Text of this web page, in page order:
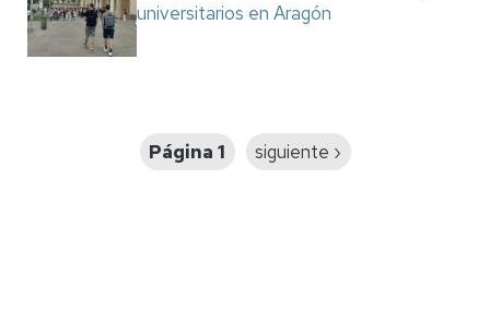
universitarios en Aragón
Página 1
Siguiente
siguiente ›